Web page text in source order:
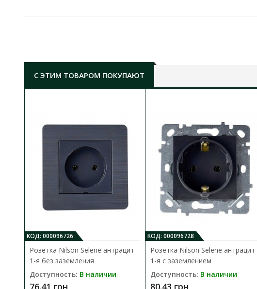
С ЭТИМ ТОВАРОМ ПОКУПАЮТ
КОД: 000096726
Розетка Nilson Selene антрацит
1-я без заземления
Доступность: В наличии
КОД: 000096728
Розетка Nilson Selene антрацит
1-я с заземлением
Доступность: В наличии